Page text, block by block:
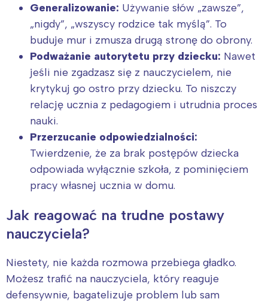
Generalizowanie: Używanie słów „zawsze”,
„nigdy”, „wszyscy rodzice tak myślą”. To
buduje mur i zmusza drugą stronę do obrony.
Podważanie autorytetu przy dziecku: Nawet
jeśli nie zgadzasz się z nauczycielem, nie
krytykuj go ostro przy dziecku. To niszczy
relację ucznia z pedagogiem i utrudnia proces
nauki.
Przerzucanie odpowiedzialności:
Twierdzenie, że za brak postępów dziecka
odpowiada wyłącznie szkoła, z pominięciem
pracy własnej ucznia w domu.
Jak reagować na trudne postawy
nauczyciela?
Niestety, nie każda rozmowa przebiega gładko.
Możesz trafić na nauczyciela, który reaguje
defensywnie, bagatelizuje problem lub sam